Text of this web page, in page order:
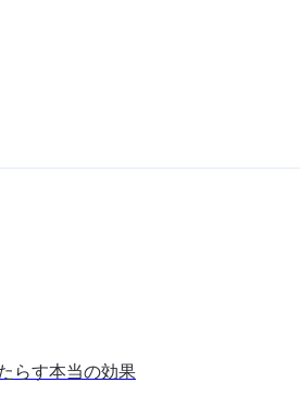
らす本当の効果